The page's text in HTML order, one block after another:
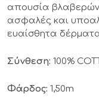
απουσία βλαβερών
ασφαλές και
ευαίσθητα
Σύνθεση: 100%
Φάρδος: 1,50m